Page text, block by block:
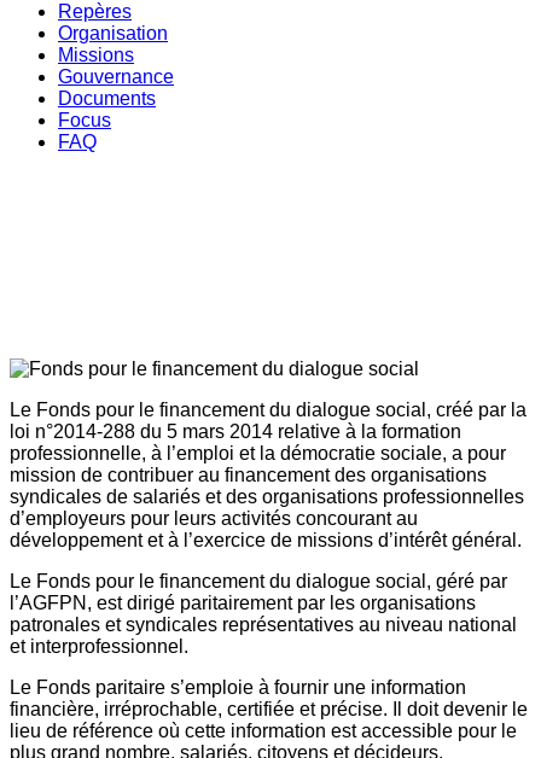
Repères
Organisation
Missions
Gouvernance
Documents
Focus
FAQ
Le Fonds pour le financement du dialogue social, créé par la
loi n°2014-288 du 5 mars 2014 relative à la formation
professionnelle, à l’emploi et la démocratie sociale, a pour
mission de contribuer au financement des organisations
syndicales de salariés et des organisations professionnelles
d’employeurs pour leurs activités concourant au
développement et à l’exercice de missions d’intérêt général.
Le Fonds pour le financement du dialogue social, géré par
l’AGFPN, est dirigé paritairement par les organisations
patronales et syndicales représentatives au niveau national
et interprofessionnel.
Le Fonds paritaire s’emploie à fournir une information
financière, irréprochable, certifiée et précise. Il doit devenir le
lieu de référence où cette information est accessible pour le
plus grand nombre, salariés, citoyens et décideurs.